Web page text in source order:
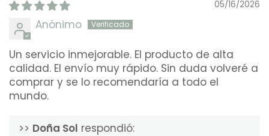
05/16/2026
Anónimo
Un servicio inmejorable. El producto de alta
calidad. El envío muy rápido. Sin duda volveré a
comprar y se lo recomendaría a todo el
mundo.
>> Doña Sol respondió: